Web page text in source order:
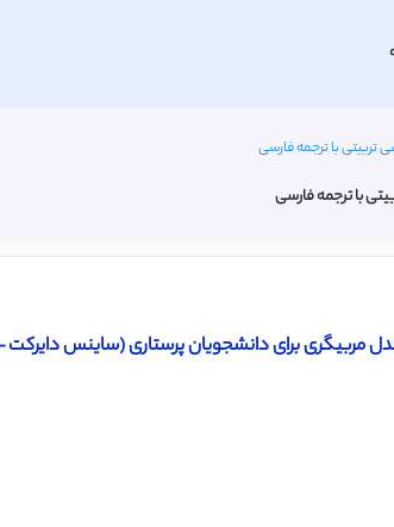
تربیتی با ترجمه فارسی
با ترجمه فارسی
مربیگری برای دانشجویان پرستاری (ساینس دایرکت –